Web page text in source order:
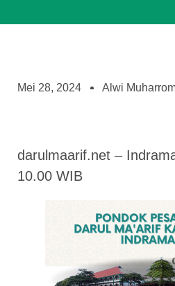
Mei 28, 2024 Alwi
darulmaarif.net –
10.00 WIB